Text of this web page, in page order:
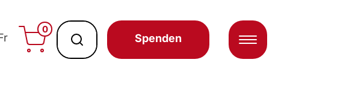
0
Spenden